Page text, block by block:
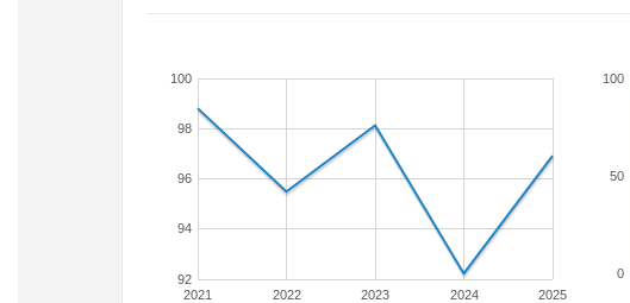
2021 2022 2023 2024 2025
92
94
96
98
100
0
50
100